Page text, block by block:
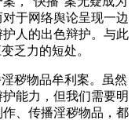
于网络舆论呈现一边
人的出色辩护。与此
乏力的短处。
秽物品牟利案。虽然
能力，但我们需要明
、传播淫秽物品，都